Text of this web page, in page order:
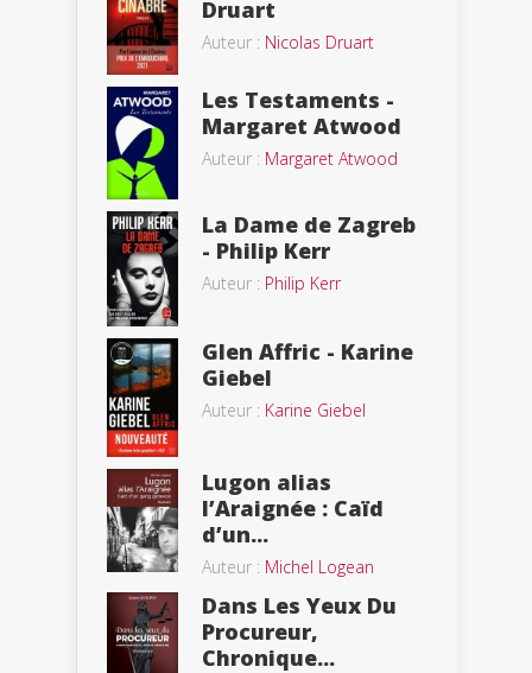
Druart
Auteur : Nicolas Druart
Les Testaments -
Margaret Atwood
Auteur : Margaret Atwood
La Dame de Zagreb
- Philip Kerr
Auteur : Philip Kerr
Glen Affric - Karine
Giebel
Auteur : Karine Giebel
Lugon alias
l’Araignée : Caïd
d’un...
Auteur : Michel Logean
Dans Les Yeux Du
Procureur,
Chronique...